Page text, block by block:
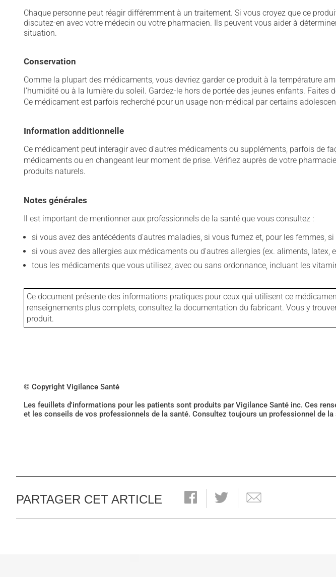
Chaque personne peut réagir différemment à un traitement. Si vous croyez que ce
discutez-en avec votre médecin ou votre pharmacien. Ils peuvent vous aider à
situation.
Conservation
Comme la plupart des médicaments, vous devriez garder ce produit à la température
l'humidité ou à la lumière du soleil. Gardez-le hors de portée des jeunes enfants.
Ce médicament est parfois recherché pour un usage non-médical par certains
Information additionnelle
Ce médicament peut interagir avec d'autres médicaments ou suppléments, parfois de
médicaments ou en changeant leur moment de prise. Vérifiez auprès de votre
produits naturels.
Notes générales
Il est important de mentionner aux professionnels de la santé que vous consultez :
si vous avez des antécédents d'autres maladies, si vous fumez et, pour les femmes,
si vous avez des allergies aux médicaments ou d'autres allergies (ex. aliments, latex,
tous les médicaments que vous utilisez, avec ou sans ordonnance, incluant les
Ce document présente des informations pratiques pour ceux qui utilisent ce
renseignements plus complets, consultez la documentation du fabricant. Vous y
produit.
© Copyright Vigilance Santé
Les feuillets d'informations pour les patients sont produits par Vigilance Santé inc. Ces
et les conseils de vos professionnels de la santé. Consultez toujours un professionnel de
PARTAGER CET ARTICLE